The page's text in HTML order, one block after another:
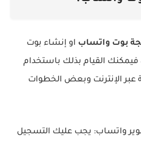
بوت واتساب او إنشاء بوت
القيام بذلك باستخدام
عبر الإنترنت وبعض الخطوات
واتساب: يجب عليك التسجيل